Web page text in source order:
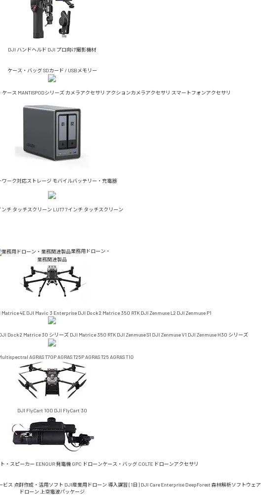
DJI ハンドヘルド DJI プロ向け撮影機材
ケース・バッグ SDカード / USBメモリー
ケース MANTISPODシリーズ カメラアクセサリ アクションカメラアクセサリ スマートフォンアクセサリ
ワーク対応ストレージ モバイルバッテリー・充電器
ンチ タッチスクリーン LUT7 7インチ タッチスクリーン
業務用ドローン・
業務関連製品
Matrice 4E DJI Mavic 3 Enterprise DJI Dock 2 Matrice 350 RTK DJI Zenmuse L2 DJI Zenmuse P1
Dock 2 Matrice 30 シリーズ DJI Matrice 350 RTK DJI Zenmuse S1 DJI Zenmuse V1 DJI Zenmuse H30 シリーズ
AGRAS T70P AGRAS T25P AGRAS T25 AGRAS T10
DJI FlyCart 100 DJI FlyCart 30
・スピーカー EENOUR 発電機 GPC ドローンケース・バッグ COLTE ドローンアクセサリ
ビス 点群作成・活用ソフト DJI産業用ドローン 導入講習 [1日] DJI Care Enterprise DeepForest 森林解析ソフトウェア
ドローン 上空電波パッケージ